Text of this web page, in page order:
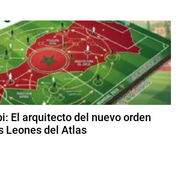
El arquitecto del nuevo orden
Leones del Atlas